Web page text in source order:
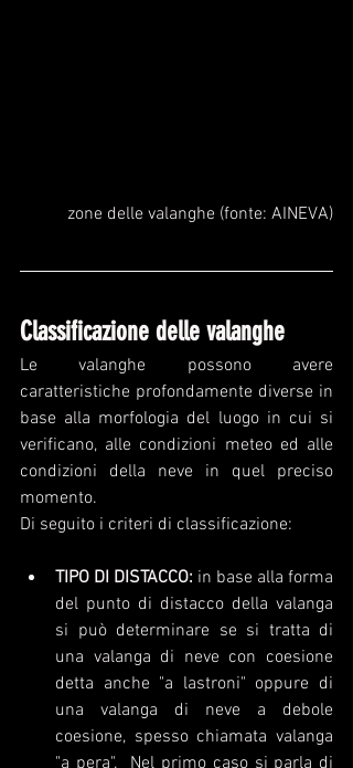
zone delle valanghe (fonte: AINEVA)
Classificazione delle valanghe
Le valanghe possono avere
caratteristiche profondamente diverse in
base alla morfologia del luogo in cui si
verificano, alle condizioni meteo ed alle
condizioni della neve in quel preciso
momento.
Di seguito i criteri di classificazione:
TIPO DI DISTACCO: in base alla forma
del punto di distacco della valanga
si può determinare se si tratta di
una valanga di neve con coesione
detta anche "a lastroni" oppure di
una valanga di neve a debole
coesione, spesso chiamata valanga
"a pera".  Nel primo caso si parla di